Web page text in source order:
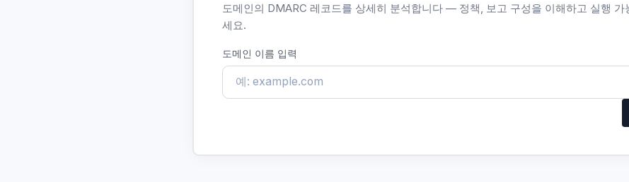
도메인의 DMARC 레코드를 상세히 분석합니다 — 정책, 보고 구성을 이해하고 실행 가
세요.
도메인 이름 입력